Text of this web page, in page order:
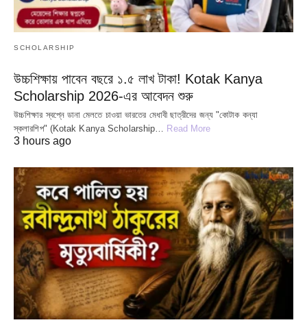
SCHOLARSHIP
উচ্চশিক্ষায় পাবেন বছরে ১.৫ লাখ টাকা! Kotak Kanya
Scholarship 2026-এর আবেদন শুরু
উচ্চশিক্ষার স্বপ্নে ডানা মেলতে চাওয়া ভারতের মেধাবী ছাত্রীদের জন্য "কোটাক কন্যা
স্কলারশিপ" (Kotak Kanya Scholarship…
Read More
3 hours ago